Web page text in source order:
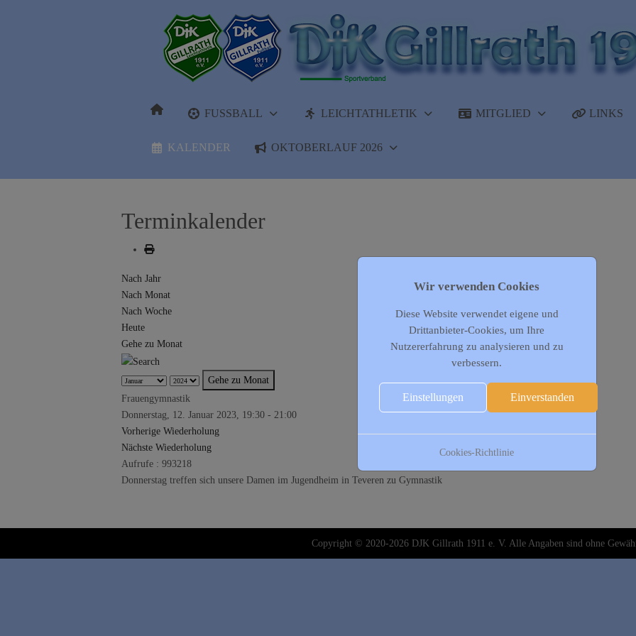
FUSSBALL LEICHTATHLETIK MITGLIED LINKS
KALENDER OKTOBERLAUF 2026
Terminkalender
Nach Jahr
Nach Monat
Nach Woche
Heute
Gehe zu Monat
Gehe zu Monat
Frauengymnastik
Donnerstag, 12. Januar 2023, 19:30 - 21:00
Vorherige Wiederholung
Nächste Wiederholung
Aufrufe : 993218
Donnerstag treffen sich unsere Damen im Jugendheim in Teveren zu Gymnastik
Copyright © 2020-2026 DJK Gillrath 1911 e. V. Alle Angaben sind ohne
Wir verwenden Cookies
Diese Website verwendet eigene und
Drittanbieter-Cookies, um Ihre
Nutzererfahrung zu analysieren und zu
verbessern.
Einstellungen Einverstanden
Cookies-Richtlinie